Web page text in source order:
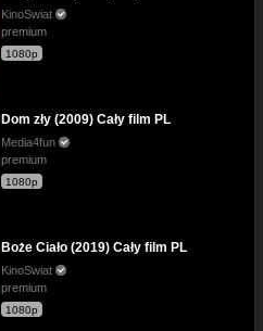
KinoSwiat
premium
1080p
Dom zły (2009) Cały film PL
Media4fun
premium
1080p
Boże Ciało (2019) Cały film PL
KinoSwiat
premium
1080p